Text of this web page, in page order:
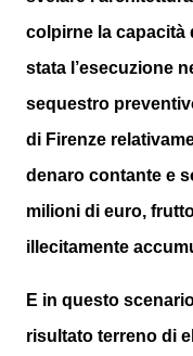
colpirne la capacità
stata l’esecuzione
sequestro
di Firenze
denaro contante e
milioni di euro,
illecitamente
E in questo
risultato terreno di